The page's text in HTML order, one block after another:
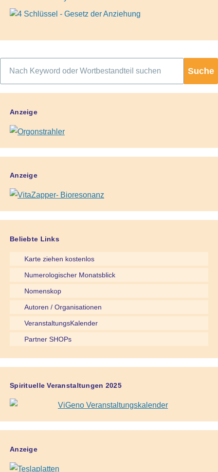
Anzeige
Anzeige
Beliebte Links
Karte ziehen kostenlos
Numerologischer Monatsblick
Nomenskop
Autoren / Organisationen
VeranstaltungsKalender
Partner SHOPs
Spirituelle Veranstaltungen 2025
Anzeige